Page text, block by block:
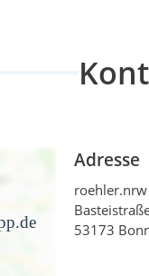
klare
Webdesign &
Adresse
roehler.nrw
53173